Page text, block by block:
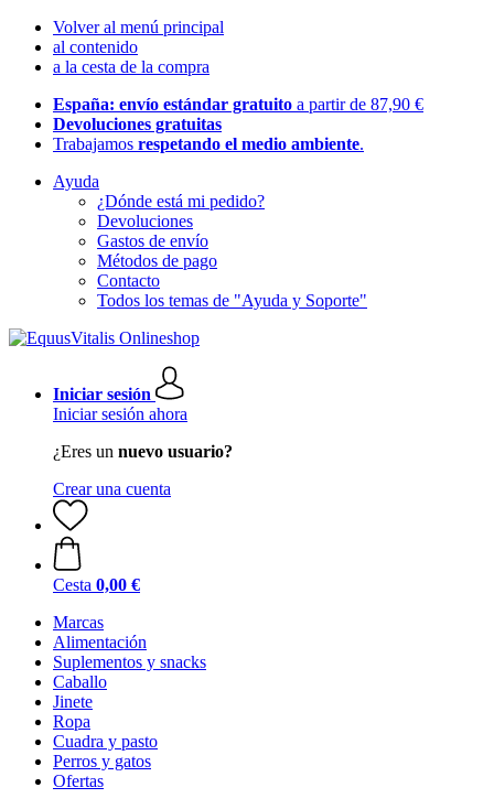
Volver al menú principal
al contenido
a la cesta de la compra
España: envío estándar gratuito a partir de 87,90 €
Devoluciones gratuitas
Trabajamos respetando el medio ambiente.
Ayuda
¿Dónde está mi pedido?
Devoluciones
Gastos de envío
Métodos de pago
Contacto
Todos los temas de "Ayuda y Soporte"
Iniciar sesión
Iniciar sesión ahora
¿Eres un nuevo usuario?
Crear una cuenta
Cesta 0,00 €
Marcas
Alimentación
Suplementos y snacks
Caballo
Jinete
Ropa
Cuadra y pasto
Perros y gatos
Ofertas